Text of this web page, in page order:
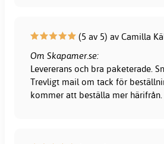
(5 av 5) av Camilla
Om Skapamer.se:
Levererans och bra paketerade.
Trevligt mail om tack för
kommer att beställa mer härifrån.